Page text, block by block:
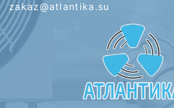
zakaz@atlantika.su